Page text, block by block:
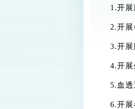
1.开
2.开
3.开展
4.开
5.血
6.开